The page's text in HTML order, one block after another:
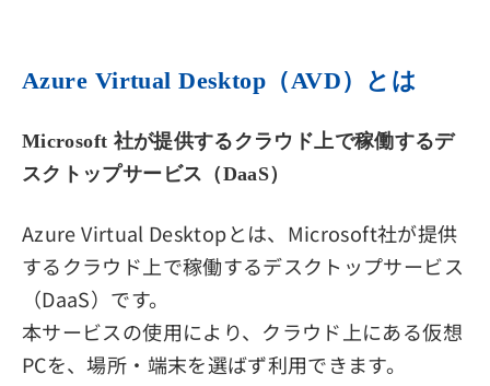
Azure Virtual Desktop（AVD）とは
Microsoft 社が提供するクラウド上で稼働するデ
スクトップサービス（DaaS）
Azure Virtual Desktopとは、Microsoft社が提供
するクラウド上で稼働するデスクトップサービス
（DaaS）です。
本サービスの使用により、クラウド上にある仮想
PCを、場所・端末を選ばず利用できます。